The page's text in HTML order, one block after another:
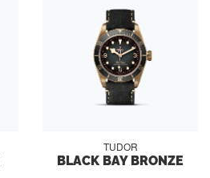
TUDOR
BLACK BAY BRONZE